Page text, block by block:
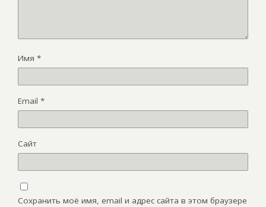
Имя *
Email *
Сайт
Сохранить моё имя, email и адрес сайта в этом браузере